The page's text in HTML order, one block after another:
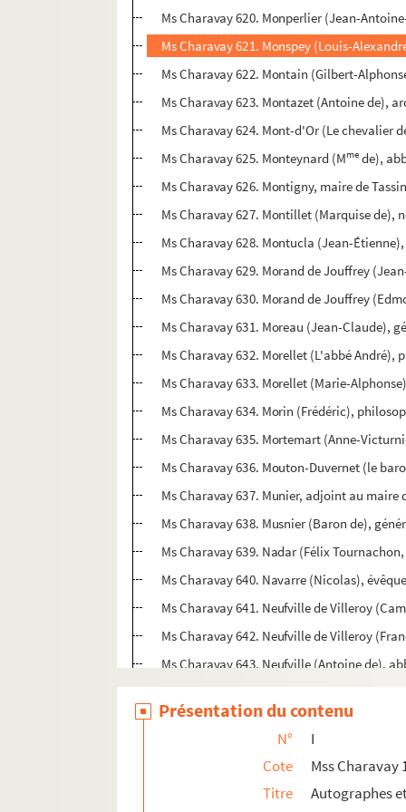
Ms Charavay 620. Monperlier (Jean-
Ms Charavay 621. Monspey (Louis-
Ms Charavay 622. Montain (Gilbert-
Ms Charavay 623. Montazet (Antoine de),
Ms Charavay 624. Mont-d'Or (Le chevalier
Ms Charavay 625. Monteynard (Mme de),
Ms Charavay 626. Montigny, maire de
Ms Charavay 627. Montillet (Marquise de),
Ms Charavay 628. Montucla (Jean-
Ms Charavay 629. Morand de Jouffrey
Ms Charavay 630. Morand de Jouffrey
Ms Charavay 631. Moreau (Jean-Claude),
Ms Charavay 632. Morellet (L'abbé
Ms Charavay 633. Morellet (Marie-
Ms Charavay 634. Morin (Frédéric),
Ms Charavay 635. Mortemart (Anne-
Ms Charavay 636. Mouton-Duvernet (le
Ms Charavay 637. Munier, adjoint au maire
Ms Charavay 638. Musnier (Baron de),
Ms Charavay 639. Nadar (Félix
Ms Charavay 640. Navarre (Nicolas),
Ms Charavay 641. Neufville de Villeroy
Ms Charavay 642. Neufville de Villeroy
Ms Charavay 643. Neufville (Antoine de),
Ms Charavay 644. Neyrat (Jean),
Ms Charavay 645. Nivière-Chol (Antoine),
Ms Charavay 646. Noailles (Alexis, comte
Ms Charavay 647. Nompère de
Ms Charavay 648. Nompère de
Présentation du contenu
N°
I
Cote
Mss Charavay
Titre
Autographes